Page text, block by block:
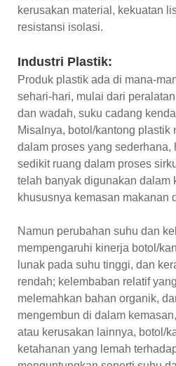
kerusakan material, kekuatan
resistansi isolasi.
Industri Plastik:
Produk plastik ada di mana-
sehari-hari, mulai dari
dan wadah, suku cadang
Misalnya, botol/kantong plastik
dalam proses yang sederhana,
sedikit ruang dalam proses
telah banyak digunakan dalam
khususnya kemasan makanan
Namun perubahan suhu dan
mempengaruhi kinerja botol/
lunak pada suhu tinggi, dan
rendah; kelembaban relatif
melemahkan bahan organik,
mengembun di dalam
atau kerusakan lainnya, botol/
ketahanan yang lemah